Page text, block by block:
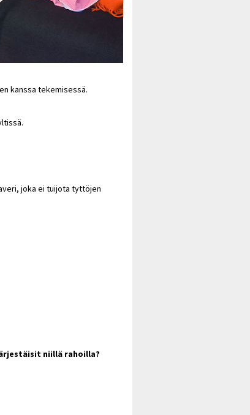
kanssa tekemisessä.
joka ei tuijota tyttöjen
niillä rahoilla?